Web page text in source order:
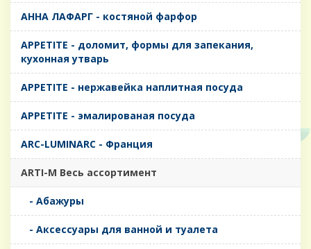
AHHA ЛАФАРГ - костяной фарфор
APPETITE - доломит, формы для запекания,
кухонная утварь
APPETITE - нержавейка наплитная посуда
APPETITE - эмалированая посуда
ARC-LUMINARC - Франция
ARTI-M Весь ассортимент
- Абажуры
- Аксессуары для ванной и туалета